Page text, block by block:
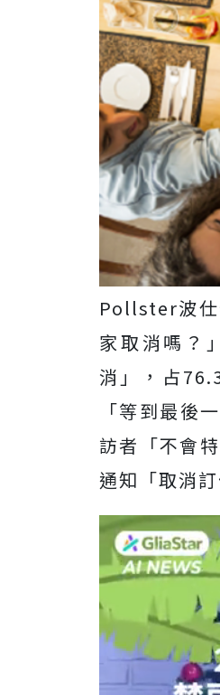
Pollster波仕
家取消嗎？
消」，占
「等到最後
訪者「不會
通知「取消訂